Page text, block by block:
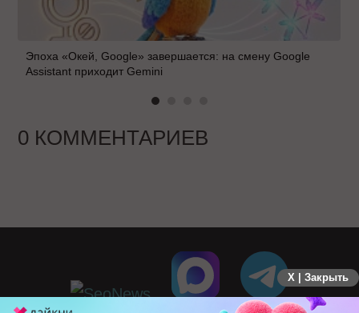
Эпоха «Окей, Google» завершается: на смену Google
Assistant приходит Gemini
0 КОММЕНТАРИЕВ
X | Закрыть